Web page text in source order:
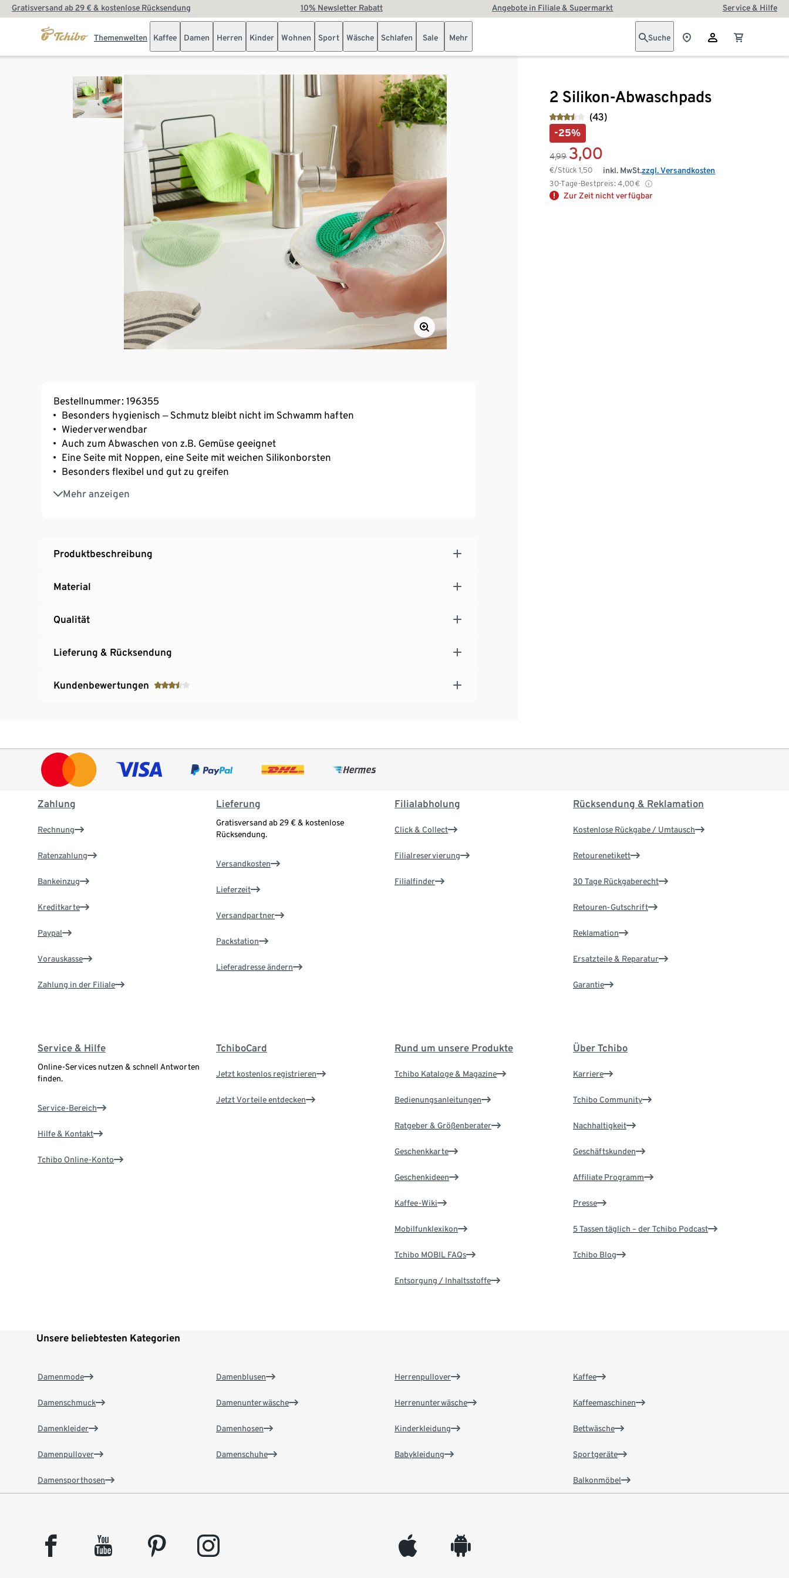
Gratisversand ab 29 € & kostenlose Rücksendung 10% Newsletter Rabatt Angebote in Filiale & Supermarkt Service & Hilfe
Themenwelten Kaffee Damen Herren Kinder Wohnen Sport Wäsche Schlafen Sale Mehr Suche
2 Silikon-Abwaschpads
(43)
-25%
4,99 3,00
€/Stück1,50
30-Tage-Bestpreis: 4,00€
inkl. MwSt.zzgl. Versandkosten
Zur Zeit nicht verfügbar
Bestellnummer: 196355
Besonders hygienisch ‒ Schmutz bleibt nicht im Schwamm haften
Wiederverwendbar
Auch zum Abwaschen von z.B. Gemüse geeignet
Eine Seite mit Noppen, eine Seite mit weichen Silikonborsten
Besonders flexibel und gut zu greifen
Mehr anzeigen
Hinterlässt keine Kratzer auf dem Geschirr
Ideal für empfindliche Oberflächen wie z. B. Beschichtungen bei Töpfen oder Pfannen
Produktbeschreibung
Material
Qualität
Lieferung & Rücksendung
Kundenbewertungen
Zahlung
Rechnung
Ratenzahlung
Bankeinzug
Kreditkarte
Paypal
Vorauskasse
Zahlung in der Filiale
Lieferung
Gratisversand ab 29 € & kostenlose
Rücksendung.
Versandkosten
Lieferzeit
Versandpartner
Packstation
Lieferadresse ändern
Filialabholung
Click & Collect
Filialreservierung
Filialfinder
Rücksendung & Reklamation
Kostenlose Rückgabe / Umtausch
Retourenetikett
30 Tage Rückgaberecht
Retouren-Gutschrift
Reklamation
Ersatzteile & Reparatur
Garantie
Service & Hilfe
Online-Services nutzen & schnell Antworten
finden.
Service-Bereich
Hilfe & Kontakt
Tchibo Online-Konto
TchiboCard
Jetzt kostenlos registrieren
Jetzt Vorteile entdecken
Rund um unsere Produkte
Tchibo Kataloge & Magazine
Bedienungsanleitungen
Ratgeber & Größenberater
Geschenkkarte
Geschenkideen
Kaffee-Wiki
Mobilfunklexikon
Tchibo MOBIL FAQs
Entsorgung / Inhaltsstoffe
Über Tchibo
Karriere
Tchibo Community
Nachhaltigkeit
Geschäftskunden
Affiliate Programm
Presse
5 Tassen täglich – der Tchibo Podcast
Tchibo Blog
Unsere beliebtesten Kategorien
Damenmode
Damenschmuck
Damenkleider
Damenpullover
Damensporthosen
Damenblusen
Damenunterwäsche
Damenhosen
Damenschuhe
Herrenpullover
Herrenunterwäsche
Kinderkleidung
Babykleidung
Kaffee
Kaffeemaschinen
Bettwäsche
Sportgeräte
Balkonmöbel
facebook youtube pinterest instagram appleinc android